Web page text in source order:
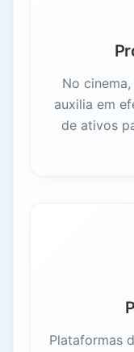
No
auxilia em
de ativos
Plataformas